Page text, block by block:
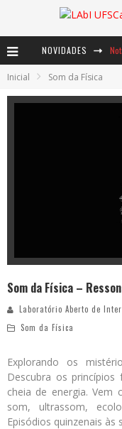
NOVIDADES
Inicial Som da Física
Som da Física –
Laboratório Aberto de
Som da Física
Explorando os
Descubra os
cheia de energia. Vem
som, ultrassom,
Episódios quinzenais às